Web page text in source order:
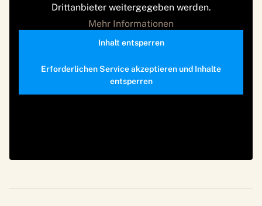
Drittanbieter weitergegeben werden.
Mehr Informationen
Inhalt entsperren
Erforderlichen Service akzeptieren und Inhalte
entsperren